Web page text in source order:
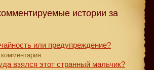
истории за
или предупреждение?
взялся этот странный мальчик?